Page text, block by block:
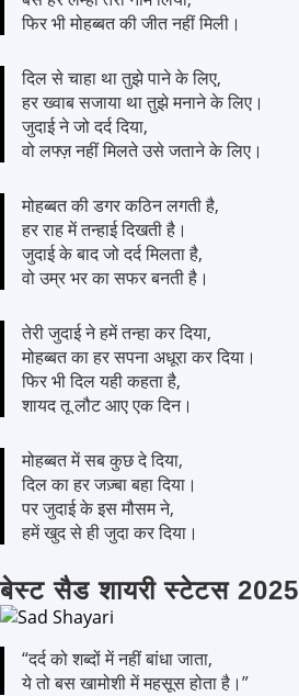
फिर भी मोहब्बत की जीत नहीं मिली।
दिल से चाहा था तुझे पाने के लिए,
हर ख्वाब सजाया था तुझे मनाने के लिए।
जुदाई ने जो दर्द दिया,
वो लफ्ज़ नहीं मिलते उसे जताने के लिए।
मोहब्बत की डगर कठिन लगती है,
हर राह में तन्हाई दिखती है।
जुदाई के बाद जो दर्द मिलता है,
वो उम्र भर का सफर बनती है।
तेरी जुदाई ने हमें तन्हा कर दिया,
मोहब्बत का हर सपना अधूरा कर दिया।
फिर भी दिल यही कहता है,
शायद तू लौट आए एक दिन।
मोहब्बत में सब कुछ दे दिया,
दिल का हर जज़्बा बहा दिया।
पर जुदाई के इस मौसम ने,
हमें खुद से ही जुदा कर दिया।
बेस्ट सैड शायरी स्टेटस 2025
“दर्द को शब्दों में नहीं बांधा जाता,
ये तो बस खामोशी में महसूस होता है।”